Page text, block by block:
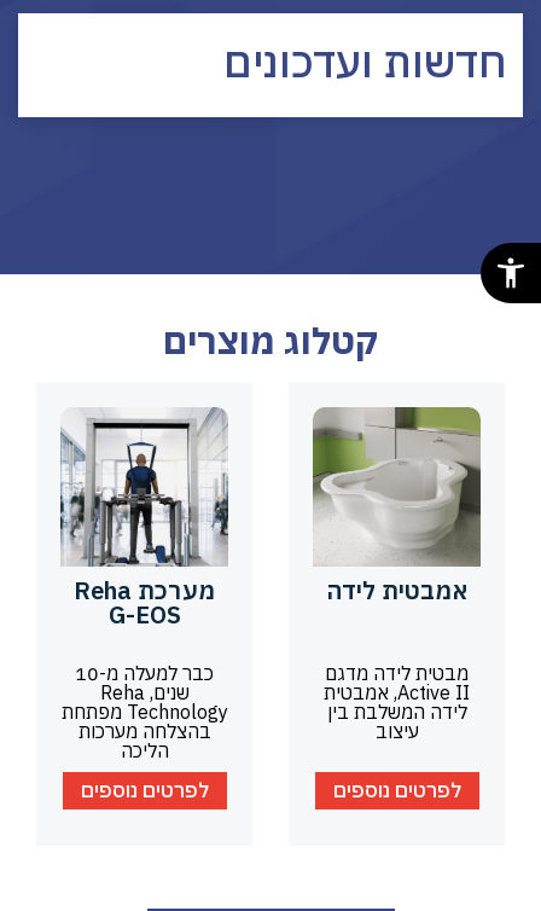
חדשות ועדכונים
קטלוג מוצרים
אמבטית לידה
מבטית לידה מדגם
Active II, אמבטית
לידה המשלבת בין
עיצוב
לפרטים נוספים
מערכת Reha
G-EOS
כבר למעלה מ-10
שנים, Reha
Technology מפתחת
בהצלחה מערכות
הליכה
לפרטים נוספים